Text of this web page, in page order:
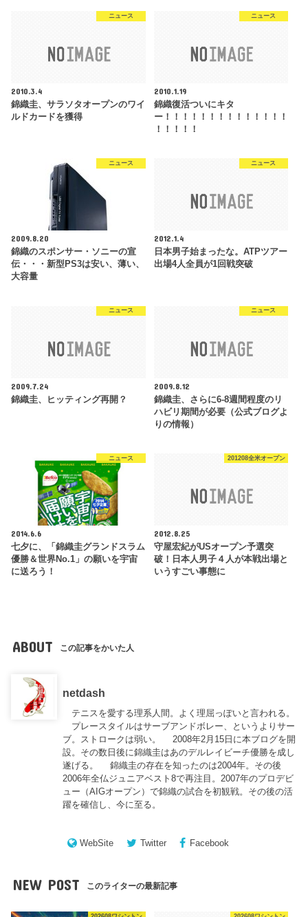
ニュース
2010.3.4
錦織圭、サラソタオープンのワイ
ルドカードを獲得
ニュース
2010.1.19
錦織復活ついにキタ
ー！！！！！！！！！！！！！！
！！！！！
ニュース
2009.8.20
錦織のスポンサー・ソニーの宣
伝・・・新型PS3は安い、薄い、
大容量
ニュース
2012.1.4
日本男子始まったな。ATPツアー
出場4人全員が1回戦突破
ニュース
2009.7.24
錦織圭、ヒッティング再開？
ニュース
2009.8.12
錦織圭、さらに6-8週間程度のリ
ハビリ期間が必要（公式ブログよ
りの情報）
ニュース
2014.6.6
七夕に、「錦織圭グランドスラム
優勝＆世界No.1」の願いを宇宙
に送ろう！
201208全米オープン
2012.8.25
守屋宏紀がUSオープン予選突
破！日本人男子４人が本戦出場と
いうすごい事態に
ABOUT この記事をかいた人
netdash
テニスを愛する理系人間。よく理屈っぽいと言われる。
プレースタイルはサーブアンドボレー、というよりサー
ブ。ストロークは弱い。 2008年2月15日に本ブログを開
設。その数日後に錦織圭はあのデルレイビーチ優勝を成し
遂げる。 錦織圭の存在を知ったのは2004年。その後
2006年全仏ジュニアベスト8で再注目。2007年のプロデビ
ュー（AIGオープン）で錦織の試合を初観戦。その後の活
躍を確信し、今に至る。
WebSite Twitter Facebook
NEW POST このライターの最新記事